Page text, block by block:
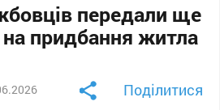
передали ще
на придбання житла
Поділитися